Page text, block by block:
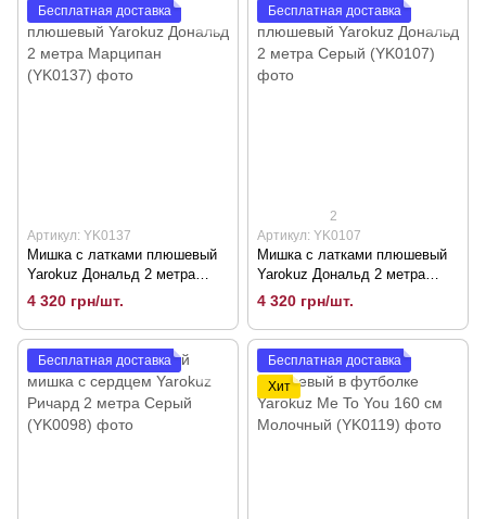
Бесплатная доставка
Артикул: YK0137
Мишка с латками плюшевый
Yarokuz Дональд 2 метра
Марципан (YK0137)
4 320 грн/шт.
Бесплатная доставка
2
Артикул: YK0107
Мишка с латками плюшевый
Yarokuz Дональд 2 метра
Серый (YK0107)
4 320 грн/шт.
Бесплатная доставка
Бесплатная доставка
Хит